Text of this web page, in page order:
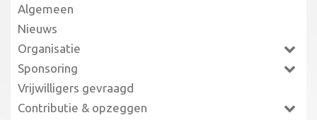
Algemeen
Nieuws
Organisatie
Sponsoring
Vrijwilligers gevraagd
Contributie & opzeggen